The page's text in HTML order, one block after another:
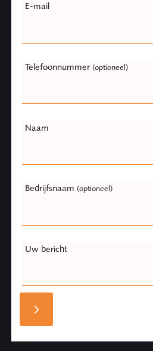
this
E-mail
Telefoonnummer (optioneel)
Naam
Bedrijfsnaam (optioneel)
Uw bericht